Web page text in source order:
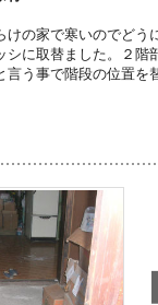
けの家で寒いのでどう
シに取替ました。２階
言う事で階段の位置を